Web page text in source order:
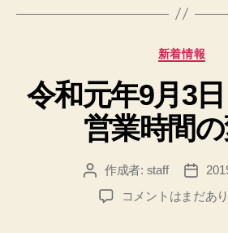
川
へ
の
カ
ゴ
リ
ー
新着情報
令和元年9月3
営業時間
投
稿
作成者: staff
投
稿
日
令
コメントはまだあ